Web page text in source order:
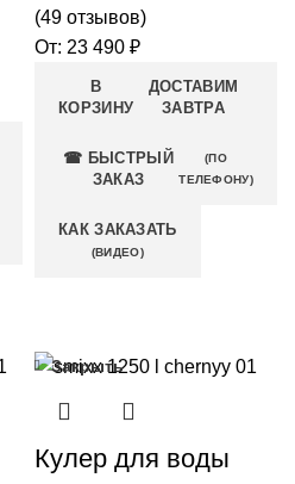
(49 отзывов)
От: 23 490 ₽
В
КОРЗИНУ
ДОСТАВИМ
ЗАВТРА
☎ БЫСТРЫЙ
ЗАКАЗ
(ПО
ТЕЛЕФОНУ)
КАК ЗАКАЗАТЬ
(ВИДЕО)
Закрыть
Кулер для воды